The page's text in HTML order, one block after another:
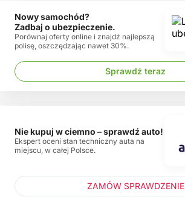
Nowy samochód?
Zadbaj o ubezpieczenie.
Porównaj oferty online i znajdź najlepszą
polisę, oszczędzając nawet 30%.
Sprawdź teraz
Nie kupuj w ciemno – sprawdź auto!
Ekspert oceni stan techniczny auta na
miejscu, w całej Polsce.
ZAMÓW SPRAWDZENIE